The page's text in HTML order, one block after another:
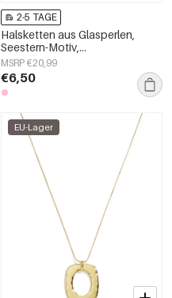
2-5 TAGE
Halsketten aus Glasperlen,
Seestern-Motiv,
Urlaubs-/Strand-Romantik-Serie,
Damenschmuck
MSRP €20,99
€6,50
EU-Lager